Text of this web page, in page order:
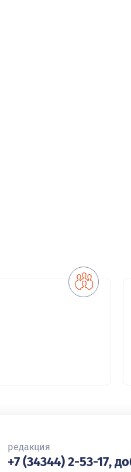
редакция
+7 (34344) 2-53-17,